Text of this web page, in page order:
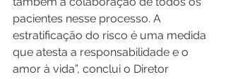
pacientes nesse processo. A
estratificação do risco é uma medida
que atesta a responsabilidade e o
amor à vida”, conclui o Diretor